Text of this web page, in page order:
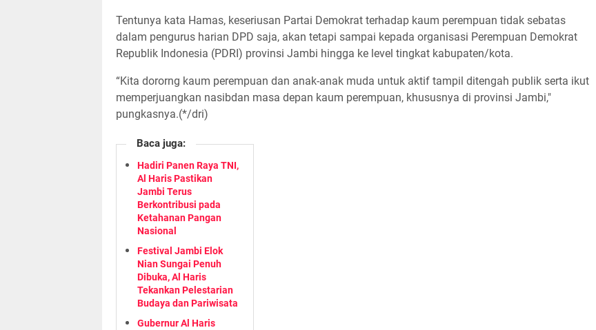
Tentunya kata Hamas, keseriusan Partai Demokrat terhadap kaum perempuan tidak sebatas
dalam pengurus harian DPD saja, akan tetapi sampai kepada organisasi Perempuan Demokrat
Republik Indonesia (PDRI) provinsi Jambi hingga ke level tingkat kabupaten/kota.
“Kita dororng kaum perempuan dan anak-anak muda untuk aktif tampil ditengah publik serta ikut
memperjuangkan nasibdan masa depan kaum perempuan, khususnya di provinsi Jambi,"
pungkasnya.(*/dri)
Baca juga:
Hadiri Panen Raya TNI,
Al Haris Pastikan
Jambi Terus
Berkontribusi pada
Ketahanan Pangan
Nasional
Festival Jambi Elok
Nian Sungai Penuh
Dibuka, Al Haris
Tekankan Pelestarian
Budaya dan Pariwisata
Gubernur Al Haris